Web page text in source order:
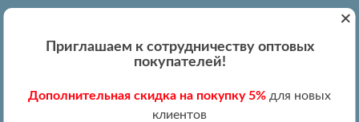
Регистрация
ПН-ПТ 09:00 - 19:00
info@profitlight.ru
+
Приглашаем к сотрудничеству оптовых
покупателей!
Дополнительная скидка на покупку 5% для новых
клиентов